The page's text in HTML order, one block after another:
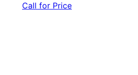
Call for Price